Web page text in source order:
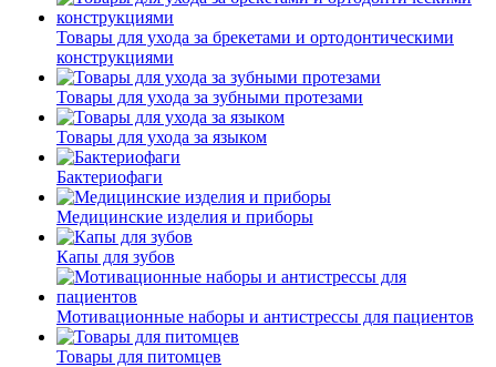
Товары для ухода за брекетами и ортодонтическими
конструкциями
Товары для ухода за зубными протезами
Товары для ухода за языком
Бактериофаги
Медицинские изделия и приборы
Капы для зубов
Мотивационные наборы и антистрессы для пациентов
Товары для питомцев